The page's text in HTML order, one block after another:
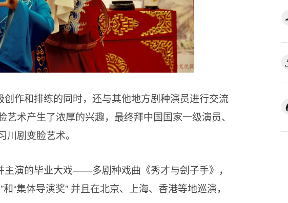
作和排练的同时，还与其他地方剧种演员进行交流
术产生了浓厚的兴趣，最终拜中国国家一级演员、
剧变脸艺术。
演的毕业大戏——多剧种戏曲《秀才与刽子手》，
“集体导演奖” 并且在北京、上海、香港等地巡演，